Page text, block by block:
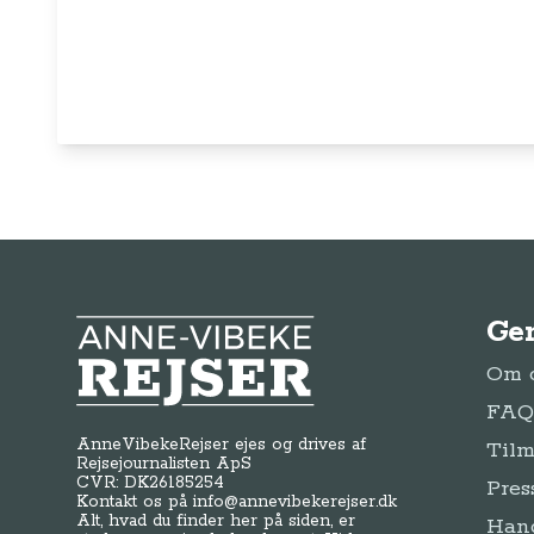
Anne-Vibeke Rejser
AnneVibekeRejser ejes og drives af
Rejsejournalisten ApS
CVR: DK26185254
Kontakt os påinfo@annevibekerejser.dk
Alt, hvad du finder her på siden, er
Om